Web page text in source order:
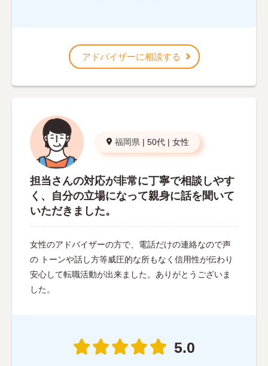
アドバイザーに相談する
福岡県 | 50代 | 女性
担当さんの対応が非常に丁寧で相談しやす
く、自分の立場になって親身に話を聞いて
いただきました。
女性のアドバイザーの方で、電話だけの連絡なので声
の トーンや話し方等威圧的な所もなく信用性が伝わり
安心して転職活動が出来ました。ありがとうございま
した。
5.0